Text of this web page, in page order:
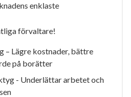
enklaste
förvaltare!
– Lägre kostnader, bättre
på borätter
- Underlättar arbetet och